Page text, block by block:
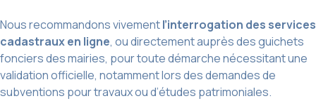
Nous recommandons vivementl’interrogation des services
cadastraux en ligne, ou directement auprès des guichets
fonciers des mairies, pour toute démarche nécessitant une
validation officielle, notamment lors des demandes de
subventions pour travaux ou d’études patrimoniales.